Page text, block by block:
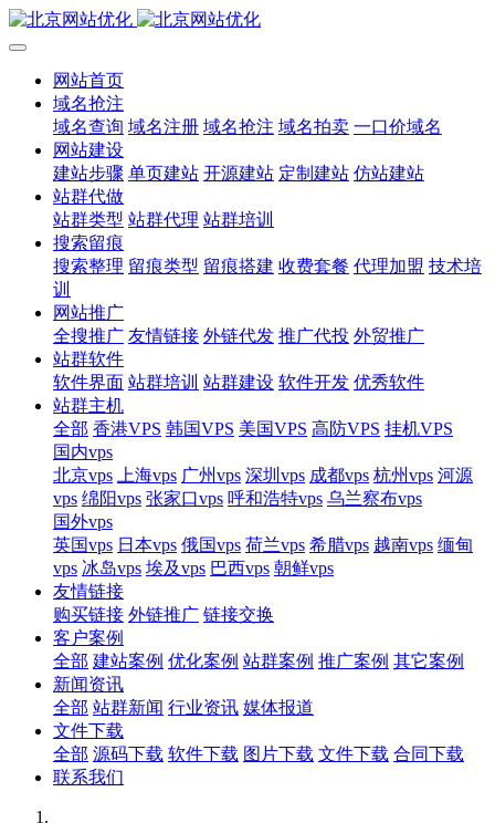
网站首页
域名抢注
域名查询 域名注册 域名抢注 域名拍卖 一口价域名
网站建设
建站步骤 单页建站 开源建站 定制建站 仿站建站
站群代做
站群类型 站群代理 站群培训
搜索留痕
搜索整理 留痕类型 留痕搭建 收费套餐 代理加盟 技术培
训
网站推广
全搜推广 友情链接 外链代发 推广代投 外贸推广
站群软件
软件界面 站群培训 站群建设 软件开发 优秀软件
站群主机
全部 香港VPS 韩国VPS 美国VPS 高防VPS 挂机VPS
国内vps
北京vps
上海vps 广州vps 深圳vps 成都vps 杭州vps 河源
vps 绵阳vps 张家口vps 呼和浩特vps 乌兰察布vps
国外vps
英国vps 日本vps 俄国vps 荷兰vps 希腊vps 越南vps 缅甸
vps 冰岛vps 埃及vps 巴西vps 朝鲜vps
友情链接
购买链接 外链推广 链接交换
客户案例
全部 建站案例 优化案例 站群案例 推广案例 其它案例
新闻资讯
全部 站群新闻 行业资讯 媒体报道
文件下载
全部 源码下载 软件下载 图片下载 文件下载 合同下载
联系我们